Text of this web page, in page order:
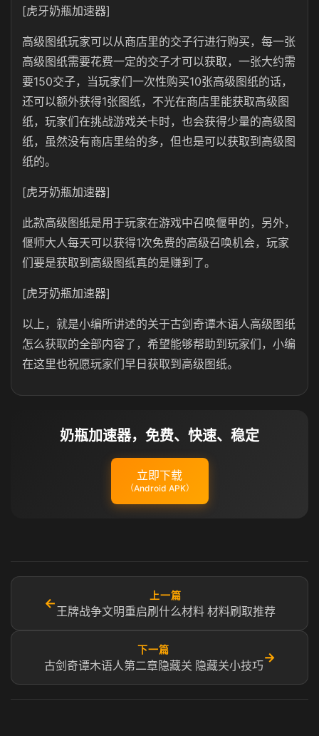
[虎牙奶瓶加速器]
高级图纸玩家可以从商店里的交子行进行购买，每一张
高级图纸需要花费一定的交子才可以获取，一张大约需
要150交子，当玩家们一次性购买10张高级图纸的话，
还可以额外获得1张图纸，不光在商店里能获取高级图
纸，玩家们在挑战游戏关卡时，也会获得少量的高级图
纸，虽然没有商店里给的多，但也是可以获取到高级图
纸的。
[虎牙奶瓶加速器]
此款高级图纸是用于玩家在游戏中召唤偃甲的，另外，
偃师大人每天可以获得1次免费的高级召唤机会，玩家
们要是获取到高级图纸真的是赚到了。
[虎牙奶瓶加速器]
以上，就是小编所讲述的关于古剑奇谭木语人高级图纸
怎么获取的全部内容了，希望能够帮助到玩家们，小编
在这里也祝愿玩家们早日获取到高级图纸。
奶瓶加速器，免费、快速、稳定
立即下载
（Android APK）
←
上一篇
王牌战争文明重启刷什么材料 材料刷取推荐
下一篇
古剑奇谭木语人第二章隐藏关 隐藏关小技巧
→